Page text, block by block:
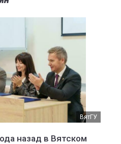
ВятГУ
назад в Вятском